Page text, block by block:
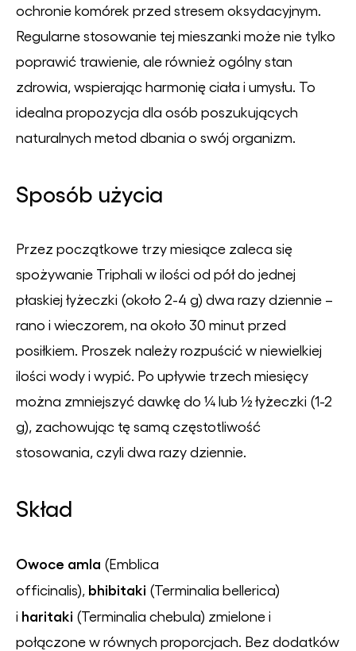
ochronie komórek przed stresem oksydacyjnym.
Regularne stosowanie tej mieszanki może nie tylko
poprawić trawienie, ale również ogólny stan
zdrowia, wspierając harmonię ciała i umysłu. To
idealna propozycja dla osób poszukujących
naturalnych metod dbania o swój organizm.
Sposób użycia
Przez początkowe trzy miesiące zaleca się
spożywanie Triphali w ilości od pół do jednej
płaskiej łyżeczki (około 2-4 g) dwa razy dziennie –
rano i wieczorem, na około 30 minut przed
posiłkiem. Proszek należy rozpuścić w niewielkiej
ilości wody i wypić. Po upływie trzech miesięcy
można zmniejszyć dawkę do ¼ lub ½ łyżeczki (1-2
g), zachowując tę samą częstotliwość
stosowania, czyli dwa razy dziennie.
Skład
Owoce amla (Emblica
officinalis), bhibitaki (Terminalia bellerica)
i haritaki (Terminalia chebula) zmielone i
połączone w równych proporcjach. Bez dodatków